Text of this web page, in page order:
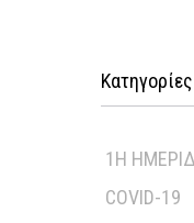
1Η
COVID-19